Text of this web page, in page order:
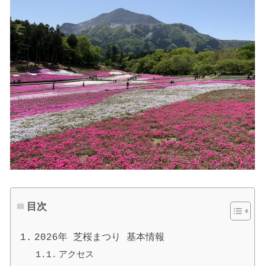
目次
2026年 芝桜まつり 基本情報
アクセス